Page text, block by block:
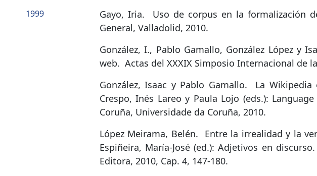
Gayo, Iria.
Uso de corpus en la formalización
General, Valladolid, 2010.
González, I., Pablo Gamallo, González López y
web. Actas del XXXIX Simposio Internacional de
González, Isaac y Pablo Gamallo.
La
Crespo, Inés Lareo y Paula Lojo (eds.):
Coruña, Universidade da Coruña, 2010.
López Meirama, Belén.
Entre la irrealidad y la
Espiñeira, María-José (ed.): Adjetivos en
Editora, 2010, Cap. 4, 147-180.
1999